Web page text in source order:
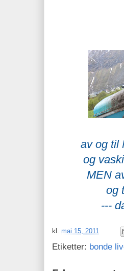
av og til
og
MEN
og
---
kl. mai 15, 2011
Etiketter: bonde